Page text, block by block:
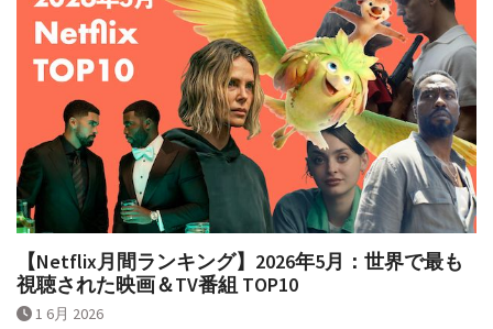
【Netflix月間ランキング】2026年5月：世界で最も
視聴された映画＆TV番組 TOP10
1 6月 2026